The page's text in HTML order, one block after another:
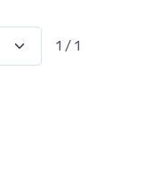
1 / 1